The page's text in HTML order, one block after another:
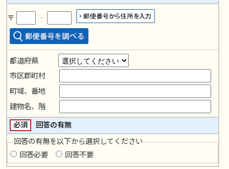
〒 ‐
都道府県
市区郡町村
町域、番地
建物名、階
必須
回答の有無
回答の有無を以下から選択してください
回答必要
回答不要